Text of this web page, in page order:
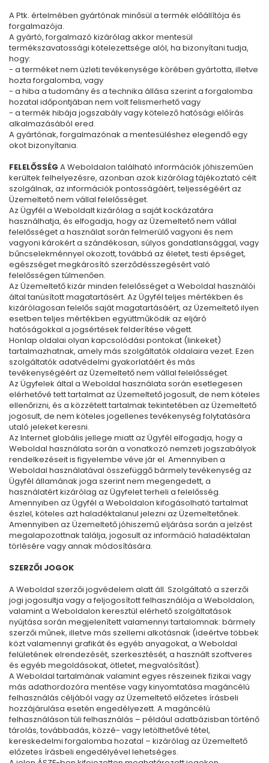
A Ptk. értelmében gyártónak minősül a termék előállítója és
forgalmazója.
A gyártó, forgalmazó kizárólag akkor mentesül
termékszavatossági kötelezettsége alól, ha bizonyítani tudja,
hogy:
- a terméket nem üzleti tevékenysége körében gyártotta, illetve
hozta forgalomba, vagy
- a hiba a tudomány és a technika állása szerint a forgalomba
hozatal időpontjában nem volt felismerhető vagy
- a termék hibája jogszabály vagy kötelező hatósági előírás
alkalmazásából ered.
A gyártónak, forgalmazónak a mentesüléshez elegendő egy
okot bizonyítania.
FELELŐSSÉG A Weboldalon található információk jóhiszeműen
kerültek felhelyezésre, azonban azok kizárólag tájékoztató célt
szolgálnak, az információk pontosságáért, teljességéért az
Üzemeltető nem vállal felelősséget.
Az Ügyfél a Weboldalt kizárólag a saját kockázatára
használhatja, és elfogadja, hogy az Üzemeltető nem vállal
felelősséget a használat során felmerülő vagyoni és nem
vagyoni károkért a szándékosan, súlyos gondatlansággal, vagy
bűncselekménnyel okozott, továbbá az életet, testi épséget,
egészséget megkárosító szerződésszegésért való
felelősségen túlmenően.
Az Üzemeltető kizár minden felelősséget a Weboldal használói
által tanúsított magatartásért. Az Ügyfél teljes mértékben és
kizárólagosan felelős saját magatartásáért, az Üzemeltető ilyen
esetben teljes mértékben együttműködik az eljáró
hatóságokkal a jogsértések felderítése végett.
Honlap oldalai olyan kapcsolódási pontokat (linkeket)
tartalmazhatnak, amely más szolgáltatók oldalaira vezet. Ezen
szolgáltatók adatvédelmi gyakorlatáért és más
tevékenységéért az Üzemeltető nem vállal felelősséget.
Az Ügyfelek által a Weboldal használata során esetlegesen
elérhetővé tett tartalmat az Üzemeltető jogosult, de nem köteles
ellenőrizni, és a közzétett tartalmak tekintetében az Üzemeltető
jogosult, de nem köteles jogellenes tevékenység folytatására
utaló jeleket keresni.
Az Internet globális jellege miatt az Ügyfél elfogadja, hogy a
Weboldal használata során a vonatkozó nemzeti jogszabályok
rendelkezéseit is figyelembe véve jár el. Amennyiben a
Weboldal használatával összefüggő bármely tevékenység az
Ügyfél államának joga szerint nem megengedett, a
használatért kizárólag az Ügyfelet terheli a felelősség.
Amennyiben az Ügyfél a Weboldalon kifogásolható tartalmat
észlel, köteles azt haladéktalanul jelezni az Üzemeltetőnek.
Amennyiben az Üzemeltető jóhiszemű eljárása során a jelzést
megalapozottnak találja, jogosult az információ haladéktalan
törlésére vagy annak módosítására.
SZERZŐI JOGOK
A Weboldal szerzői jogvédelem alatt áll. Szolgáltató a szerzői
jogi jogosultja vagy a feljogosított felhasználója a Weboldalon,
valamint a Weboldalon keresztül elérhető szolgáltatások
nyújtása során megjelenített valamennyi tartalomnak: bármely
szerzői műnek, illetve más szellemi alkotásnak (ideértve többek
közt valamennyi grafikát és egyéb anyagokat, a Weboldal
felületének elrendezését, szerkesztését, a használt szoftveres
és egyéb megoldásokat, ötletet, megvalósítást).
A Weboldal tartalmának valamint egyes részeinek fizikai vagy
más adathordozóra mentése vagy kinyomtatása magáncélú
felhasználás céljából vagy az Üzemeltető előzetes írásbeli
hozzájárulása esetén engedélyezett. A magáncélú
felhasználáson túli felhasználás – például adatbázisban történő
tárolás, továbbadás, közzé- vagy letölthetővé tétel,
kereskedelmi forgalomba hozatal – kizárólag az Üzemeltető
előzetes írásbeli engedélyével lehetséges.